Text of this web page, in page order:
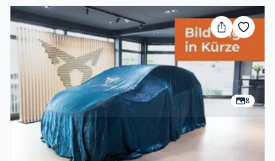
8
Privat & Gewerbe
Cupra Tavascan Endurance 210 KW / (286